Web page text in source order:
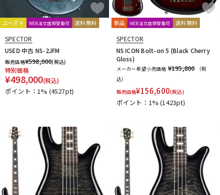
管楽器 その他楽器
アンプ エフェクター
DJ機器
配信/ライブ機器 楽器アクセサリ
中古 ヴィンテージ
ユーズド WEB注文店頭受取可 送料無料
SPECTOR
USED 中古 NS-2JFM
販売価格¥598,000(税込)
特別価格
¥498,000(税込)
ポイント：1% (4527pt)
新品 WEB注文店頭受取可 送料無料
SPECTOR
NS ICON Bolt-on 5 (Black Cherry
Gloss)
メーカー希望小売価格 ¥195,800
（税
込）
販売価格¥156,600(税込)
ポイント：1%(1423pt)